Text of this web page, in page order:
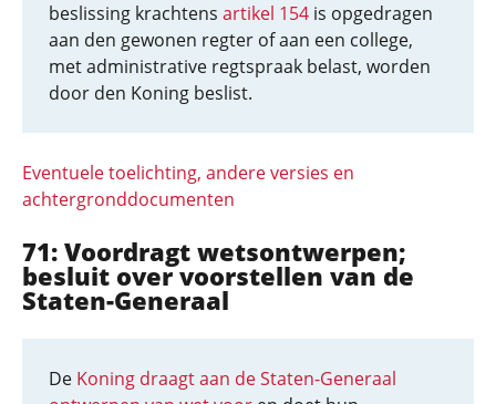
beslissing krachtens artikel 154 is opgedragen
aan den gewonen regter of aan een college,
met administrative regtspraak belast, worden
door den Koning beslist.
Eventuele toelichting, andere versies en
achtergronddocumenten
71: Voordragt wetsontwerpen;
besluit over voorstellen van de
Staten-Generaal
De Koning draagt aan de Staten-Generaal